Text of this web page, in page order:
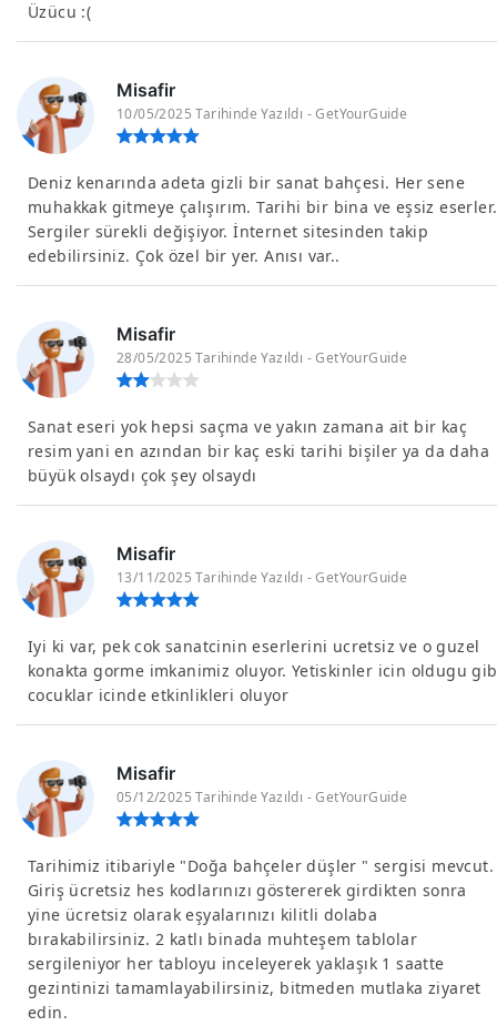
Üzücu :(
Misafir
10/05/2025 Tarihinde Yazıldı - GetYourGuide
Deniz kenarında adeta gizli bir sanat bahçesi. Her sene
muhakkak gitmeye çalışırım. Tarihi bir bina ve eşsiz eserler.
Sergiler sürekli değişiyor. İnternet sitesinden takip
edebilirsiniz. Çok özel bir yer. Anısı var..
Misafir
28/05/2025 Tarihinde Yazıldı - GetYourGuide
Sanat eseri yok hepsi saçma ve yakın zamana ait bir kaç
resim yani en azından bir kaç eski tarihi bişiler ya da daha
büyük olsaydı çok şey olsaydı
Misafir
13/11/2025 Tarihinde Yazıldı - GetYourGuide
Iyi ki var, pek cok sanatcinin eserlerini ucretsiz ve o guzel
konakta gorme imkanimiz oluyor. Yetiskinler icin oldugu
cocuklar icinde etkinlikleri oluyor
Misafir
05/12/2025 Tarihinde Yazıldı - GetYourGuide
Tarihimiz itibariyle "Doğa bahçeler düşler " sergisi mevcut.
Giriş ücretsiz hes kodlarınızı göstererek girdikten sonra
yine ücretsiz olarak eşyalarınızı kilitli dolaba
bırakabilirsiniz. 2 katlı binada muhteşem tablolar
sergileniyor her tabloyu inceleyerek yaklaşık 1 saatte
gezintinizi tamamlayabilirsiniz, bitmeden mutlaka ziyaret
edin.